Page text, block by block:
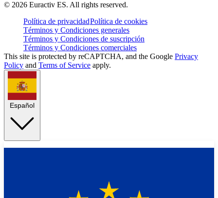
© 2026 Euractiv ES. All rights reserved.
Política de privacidadPolítica de cookies
Términos y Condiciones generales
Términos y Condiciones de suscripción
Términos y Condiciones comerciales
This site is protected by reCAPTCHA, and the Google Privacy
Policy and Terms of Service apply.
Español